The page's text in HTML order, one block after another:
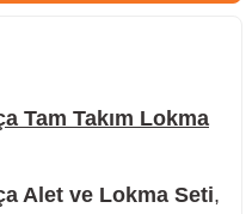
Tam Takım Lokma
Alet ve Lokma Seti,